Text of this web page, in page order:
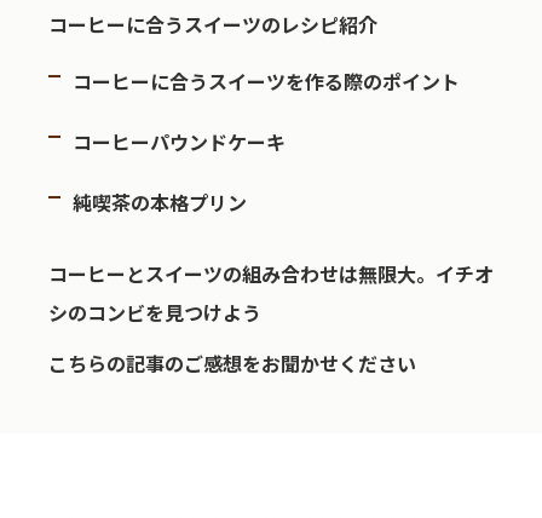
コーヒーに合うスイーツのレシピ紹介
コーヒーに合うスイーツを作る際のポイント
コーヒーパウンドケーキ
純喫茶の本格プリン
コーヒーとスイーツの組み合わせは無限大。イチオ
シのコンビを見つけよう
こちらの記事のご感想をお聞かせください